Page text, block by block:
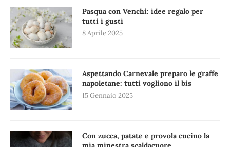
Pasqua con Venchi: idee regalo per
tutti i gusti
8 Aprile 2025
Aspettando Carnevale preparo le graffe
napoletane: tutti vogliono il bis
15 Gennaio 2025
Con zucca, patate e provola cucino la